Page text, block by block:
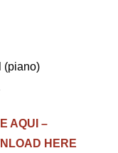
(piano)
AQUI –
HERE